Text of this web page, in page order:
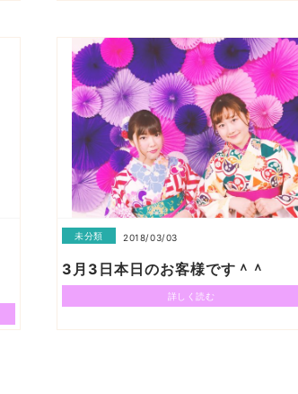
未分類 2018/03/03
3月3日本日のお客様です＾＾
詳しく読む